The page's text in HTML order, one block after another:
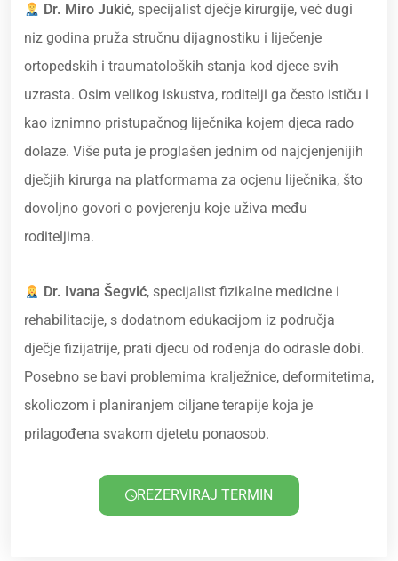
Dr. Miro Jukić, specijalist dječje kirurgije, već dugi
niz godina pruža stručnu dijagnostiku i liječenje
ortopedskih i traumatoloških stanja kod djece svih
uzrasta. Osim velikog iskustva, roditelji ga često ističu i
kao iznimno pristupačnog liječnika kojem djeca rado
dolaze. Više puta je proglašen jednim od najcjenjenijih
dječjih kirurga na platformama za ocjenu liječnika, što
dovoljno govori o povjerenju koje uživa među
roditeljima.
Dr. Ivana Šegvić, specijalist fizikalne medicine i
rehabilitacije, s dodatnom edukacijom iz područja
dječje fizijatrije, prati djecu od rođenja do odrasle dobi.
Posebno se bavi problemima kralježnice, deformitetima,
skoliozom i planiranjem ciljane terapije koja je
prilagođena svakom djetetu ponaosob.
REZERVIRAJ TERMIN